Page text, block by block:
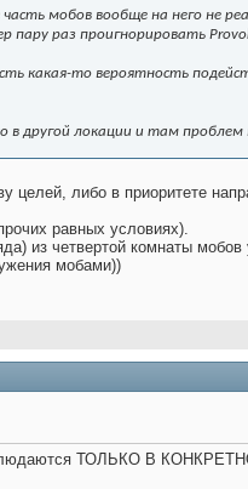
мобов вообще на него не
пару раз проигнорировать
какая-то вероятность
другой локации и там проблем
целей, либо в приоритете
равных условиях).
из четвертой комнаты
мобами))
ТОЛЬКО В